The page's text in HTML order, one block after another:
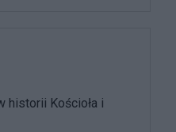
historii Kościoła i